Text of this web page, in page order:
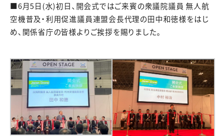
■6月5日(水)初日、開会式ではご来賓の衆議院議員 無人航
空機普及・利用促進議員連盟会長代理の田中和徳様をはじ
め、関係省庁の皆様よりご挨拶を賜りました。